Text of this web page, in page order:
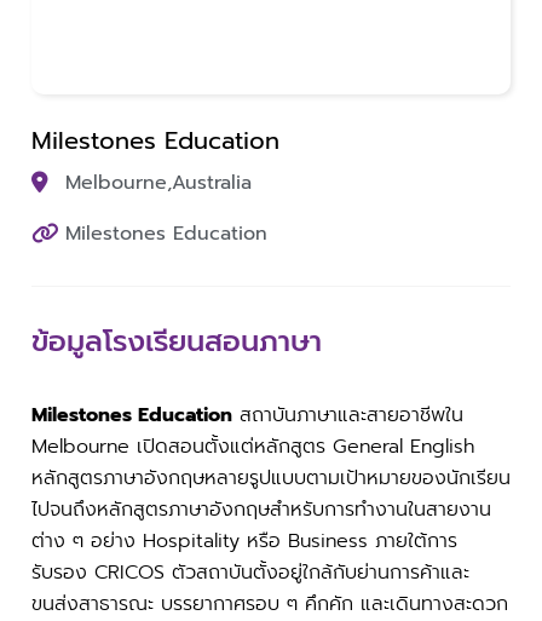
Milestones Education
Melbourne,Australia
Milestones Education
ข้อมูลโรงเรียนสอนภาษา
Milestones Education สถาบันภาษาและสายอาชีพใน
Melbourne เปิดสอนตั้งแต่หลักสูตร General English
หลักสูตรภาษาอังกฤษหลายรูปแบบตามเป้าหมายของนักเรียน
ไปจนถึงหลักสูตรภาษาอังกฤษสำหรับการทำงานในสายงาน
ต่าง ๆ อย่าง Hospitality หรือ Business ภายใต้การ
รับรอง CRICOS ตัวสถาบันตั้งอยู่ใกล้กับย่านการค้าและ
ขนส่งสาธารณะ บรรยากาศรอบ ๆ คึกคัก และเดินทางสะดวก